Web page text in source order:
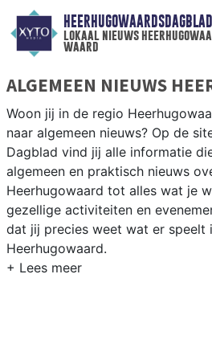
lokaal nieuws
waard
ALGEMEEN NIEUWS
Woon jij in de regio
naar algemeen nieuws? Op de
Dagblad vind jij alle informatie
algemeen en praktisch nieuws
Heerhugowaard tot alles wat je
gezellige activiteiten en
dat jij precies weet wat er speelt
Heerhugowaard.